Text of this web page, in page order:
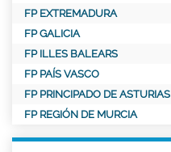
FP EXTREMADURA
FP GALICIA
FP ILLES BALEARS
FP PAÍS VASCO
FP PRINCIPADO DE ASTURIAS
FP REGIÓN DE MURCIA